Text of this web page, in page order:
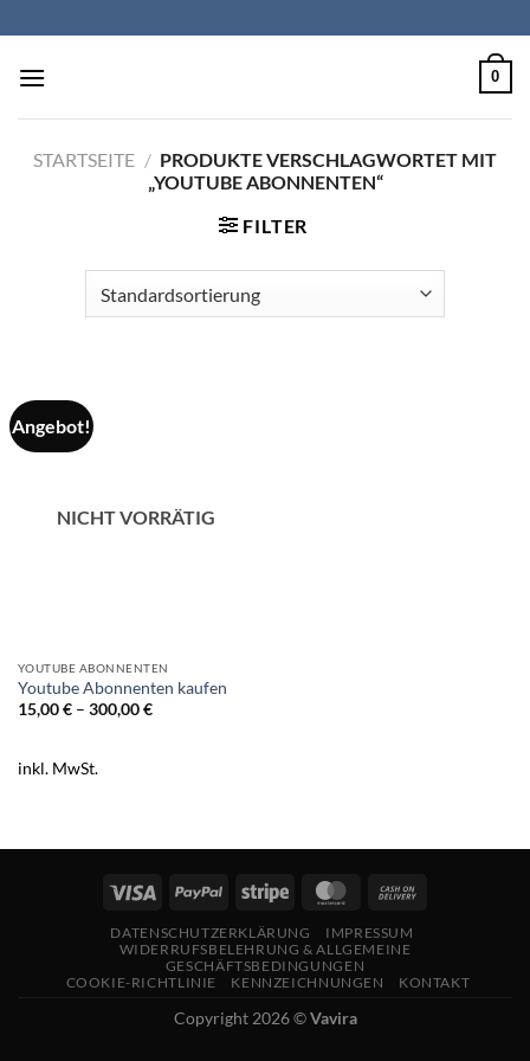
Inhalt
springen
0
STARTSEITE / PRODUKTE VERSCHLAGWORTET MIT
„YOUTUBE ABONNENTEN“
FILTER
Angebot!
NICHT VORRÄTIG
YOUTUBE ABONNENTEN
Youtube Abonnenten kaufen
15,00€– 300,00€
inkl. MwSt.
DATENSCHUTZERKLÄRUNG
IMPRESSUM
WIDERRUFSBELEHRUNG & ALLGEMEINE
GESCHÄFTSBEDINGUNGEN
COOKIE-RICHTLINIE
KENNZEICHNUNGEN KONTAKT
Copyright 2026 ©Vavira